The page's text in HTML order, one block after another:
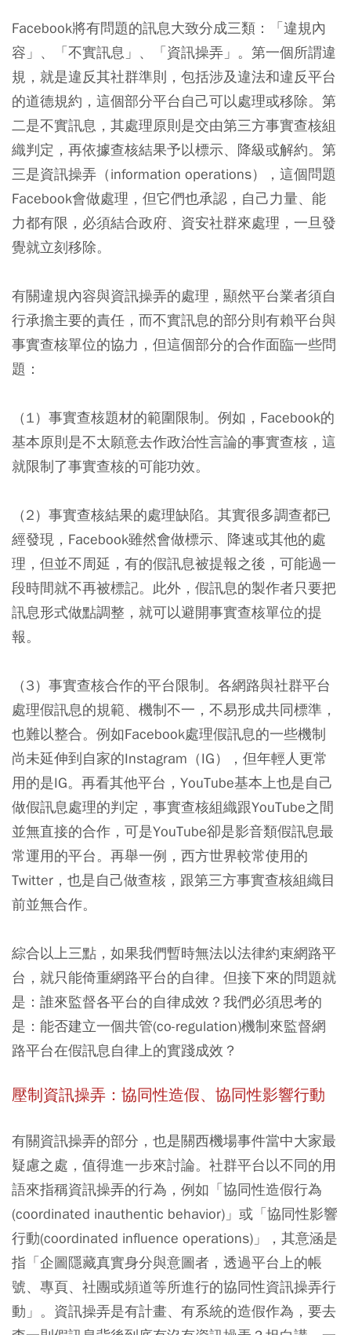
Facebook將有問題的訊息大致分成三類：「違規內
容」、「不實訊息」、「資訊操弄」。第一個所謂違
規，就是違反其社群準則，包括涉及違法和違反平台
的道德規約，這個部分平台自己可以處理或移除。第
二是不實訊息，其處理原則是交由第三方事實查核組
織判定，再依據查核結果予以標示、降級或解約。第
三是資訊操弄（information operations），這個問題
Facebook會做處理，但它們也承認，自己力量、能
力都有限，必須結合政府、資安社群來處理，一旦發
覺就立刻移除。
有關違規內容與資訊操弄的處理，顯然平台業者須自
行承擔主要的責任，而不實訊息的部分則有賴平台與
事實查核單位的協力，但這個部分的合作面臨一些問
題：
（1）事實查核題材的範圍限制。例如，Facebook的
基本原則是不太願意去作政治性言論的事實查核，這
就限制了事實查核的可能功效。
（2）事實查核結果的處理缺陷。其實很多調查都已
經發現，Facebook雖然會做標示、降速或其他的處
理，但並不周延，有的假訊息被提報之後，可能過一
段時間就不再被標記。此外，假訊息的製作者只要把
訊息形式做點調整，就可以避開事實查核單位的提
報。
（3）事實查核合作的平台限制。各網路與社群平台
處理假訊息的規範、機制不一，不易形成共同標準，
也難以整合。例如Facebook處理假訊息的一些機制
尚未延伸到自家的Instagram（IG），但年輕人更常
用的是IG。再看其他平台，YouTube基本上也是自己
做假訊息處理的判定，事實查核組織跟YouTube之間
並無直接的合作，可是YouTube卻是影音類假訊息最
常運用的平台。再舉一例，西方世界較常使用的
Twitter，也是自己做查核，跟第三方事實查核組織目
前並無合作。
綜合以上三點，如果我們暫時無法以法律約束網路平
台，就只能倚重網路平台的自律。但接下來的問題就
是：誰來監督各平台的自律成效？我們必須思考的
是：能否建立一個共管(co-regulation)機制來監督網
路平台在假訊息自律上的實踐成效？
壓制資訊操弄：協同性造假、協同性影響行動
有關資訊操弄的部分，也是關西機場事件當中大家最
疑慮之處，值得進一步來討論。社群平台以不同的用
語來指稱資訊操弄的行為，例如「協同性造假行為
(coordinated inauthentic behavior)」或「協同性影響
行動(coordinated influence operations)」，其意涵是
指「企圖隱藏真實身分與意圖者，透過平台上的帳
號、專頁、社團或頻道等所進行的協同性資訊操弄行
動」。資訊操弄是有計畫、有系統的造假作為，要去